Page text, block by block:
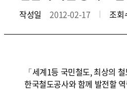
작성일 2012-02-17 조회
「세계1등 국민철도, 최상의
한국철도공사와 함께 발전할